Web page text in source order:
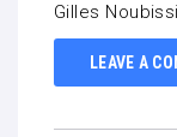
Gilles
LEAVE A